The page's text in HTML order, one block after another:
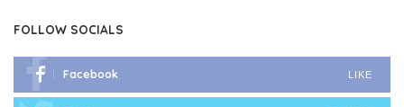
FOLLOW SOCIALS
Facebook LIKE